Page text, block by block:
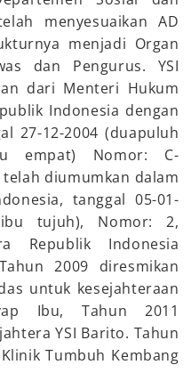
menyesuaikan AD
menjadi Organ
dan Pengurus. YSI
dari Menteri Hukum
Indonesia dengan
27-12-2004 (duapuluh
empat) Nomor: C-
telah diumumkan dalam
tanggal 05-01-
tujuh), Nomor: 2,
Republik Indonesia
2009 diresmikan
untuk kesejahteraan
Ibu, Tahun 2011
YSI Barito. Tahun
Tumbuh Kembang